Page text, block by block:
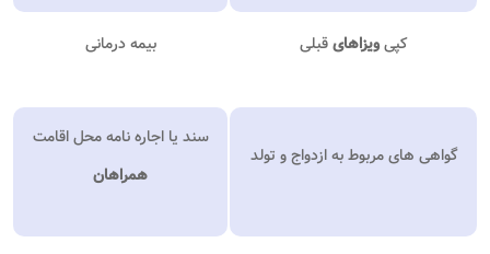
کپیویزاهایقبلی بیمه درمانی
گواهی های مربوط به ازدواج و تولد
سند یا اجاره نامه محل اقامت
همراهان